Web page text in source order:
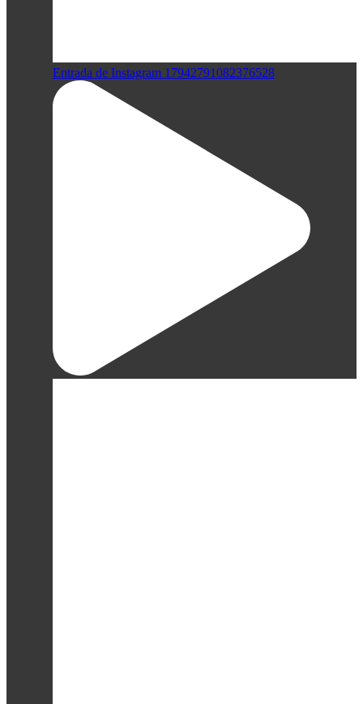
Entrada de Instagram 17942791082376528